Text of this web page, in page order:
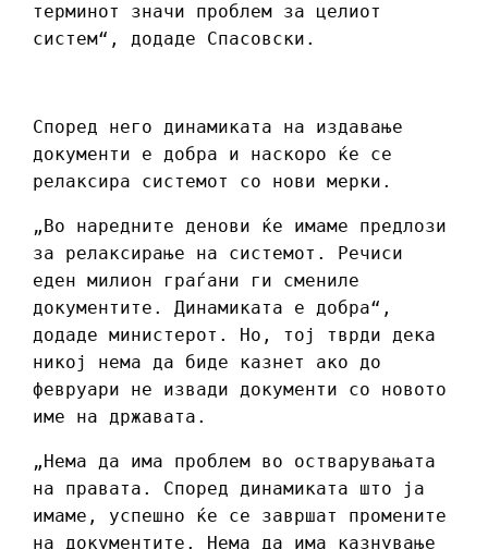
терминот значи проблем за целиот
систем“, додаде Спасовски.
Според него динамиката на издавање
документи е добра и наскоро ќе се
релаксира системот со нови мерки.
„Во наредните денови ќе имаме предлози
за релаксирање на системот. Речиси
еден милион граѓани ги смениле
документите. Динамиката е добра“,
додаде министерот. Но, тој тврди дека
никој нема да биде казнет ако до
февруари не извади документи со новото
име на државата.
„Нема да има проблем во остварувањата
на правата. Според динамиката што ја
имаме, успешно ќе се завршат промените
на документите. Нема да има казнување